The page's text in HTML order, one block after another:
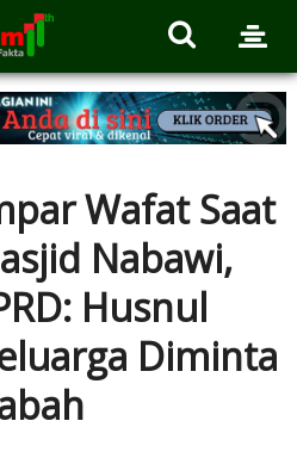
Wafat Saat
Nabawi,
Husnul
Diminta